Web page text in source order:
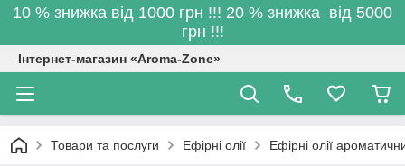
10 % знижка від 1000 грн !!! 20 % знижка від 5000
грн !!!
Інтернет-магазин «Aroma-Zone»
Товари та послуги Ефірні олії Ефірні олії